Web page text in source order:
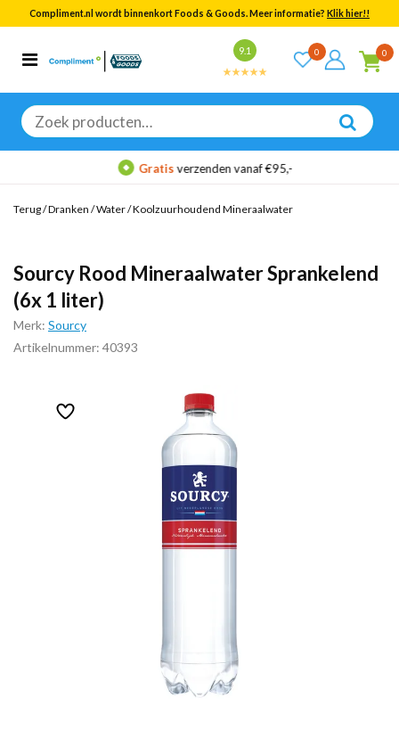
Compliment.nl wordt binnenkort Foods & Goods. Meer informatie? Klik hier!!
9.1 0 0
Zoeken
naar:
Categorieën
Bekijk alle resultaten
Gratisverzenden vanaf €95,-
Terug/Dranken /Water/Koolzuurhoudend Mineraalwater
Sourcy Rood Mineraalwater Sprankelend
(6x 1 liter)
Merk: Sourcy
Artikelnummer: 40393